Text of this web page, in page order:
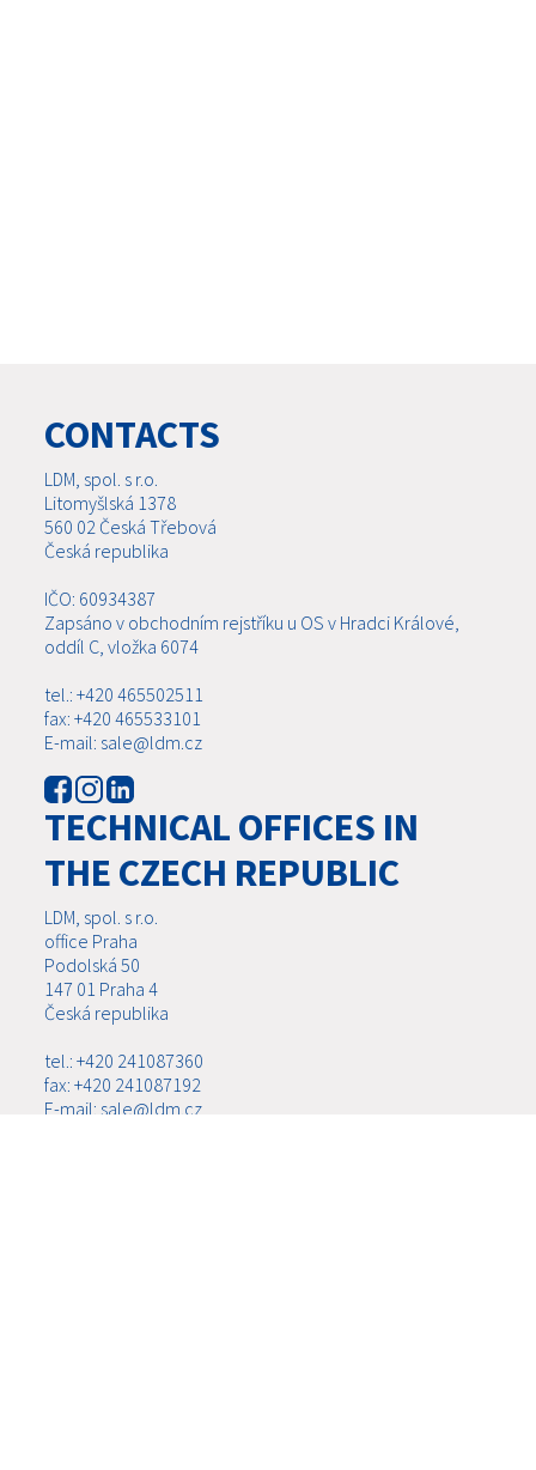
CONTACTS
LDM, spol. s r.o.
Litomyšlská 1378
560 02 Česká Třebová
Česká republika
IČO: 60934387
Zapsáno v obchodním rejstříku u OS v Hradci Králové,
oddíl C, vložka 6074
tel.: +420 465502511
fax: +420 465533101
E-mail: sale@ldm.cz
TECHNICAL OFFICES IN
THE CZECH REPUBLIC
LDM, spol. s r.o.
office Praha
Podolská 50
147 01 Praha 4
Česká republika
tel.: +420 241087360
fax: +420 241087192
E-mail: sale@ldm.cz